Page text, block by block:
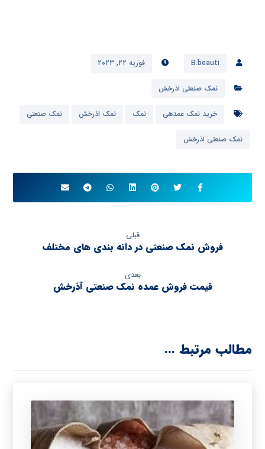
B.beauti فوریه ۲۲, ۲۰۲۳
نمک صنعتی اذرخش
خرید نمک عمدهی نمک نمک اذرخش نمک صنعتی
نمک صنعتی اذرخش
قبلی
فروش نمک صنعتی در دانه بندی های مختلف
بعدی
قیمت فروش عمده نمک صنعتی آذرخش
مطالب مرتبط ...